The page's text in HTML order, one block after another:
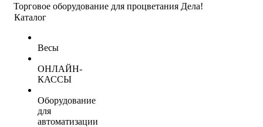
Торговое оборудование для процветания Дела!
Каталог
Весы
ОНЛАЙН-
КАССЫ
Оборудование
для
автоматизации